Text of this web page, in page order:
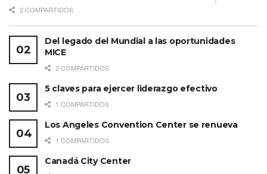
2 COMPARTIDOS
Del legado del Mundial a las oportunidades
MICE
2 COMPARTIDOS
5 claves para ejercer liderazgo efectivo
1 COMPARTIDOS
Los Angeles Convention Center se renueva
1 COMPARTIDOS
Canadá City Center